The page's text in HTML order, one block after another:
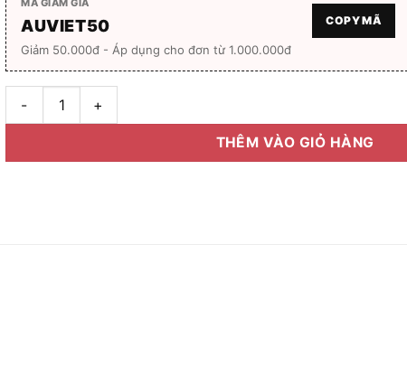
MÃ GIẢM GIÁ
AUVIET50
Giảm 50.000đ - Áp dụng cho đơn từ 1.000.000đ
COPY MÃ
Đa Tròng Chống Chói A-One Style Progressive Crystal U2
THÊM VÀO GIỎ HÀNG